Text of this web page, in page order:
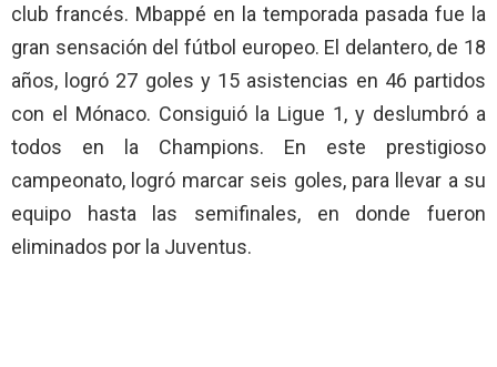
club francés. Mbappé en la temporada pasada fue la
gran sensación del fútbol europeo. El delantero, de 18
años, logró 27 goles y 15 asistencias en 46 partidos
con el Mónaco. Consiguió la Ligue 1, y deslumbró a
todos en la Champions. En este prestigioso
campeonato, logró marcar seis goles, para llevar a su
equipo hasta las semifinales, en donde fueron
eliminados por la Juventus.